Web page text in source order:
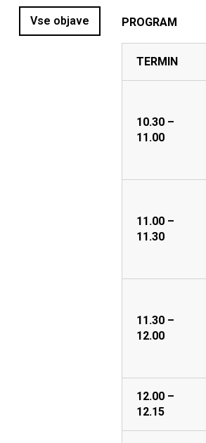
Vse objave PROGRAM
TERMIN
10.30 –
11.00
11.00 –
11.30
11.30 –
12.00
12.00 –
12.15